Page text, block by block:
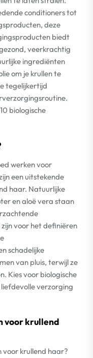
conditioners tot
deze
biedt
veerkrachtig
ingrediënten
om je krullen te
tegelijkertijd
biologische
werken voor
een uitstekende
haar. Natuurlijke
en aloë vera staan
voor het definiëren
schadelijke
van pluis, terwijl ze
Kies voor biologische
verzorging
voor krullend
krullend haar?